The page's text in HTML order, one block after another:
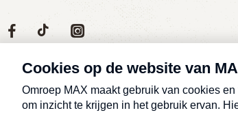
Volg
ons
social
media
Social
media
Volg
op
Facebook
Volg
op
TikTok
Volg
op
Instagram
Max